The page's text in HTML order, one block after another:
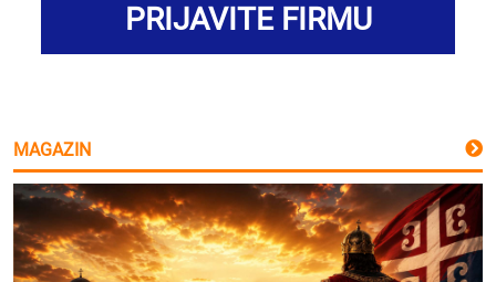
PRIJAVITE FIRMU
MAGAZIN